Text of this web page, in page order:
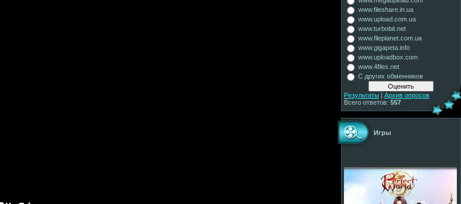
www.fileshare.in.ua
www.upload.com.ua
www.turbobit.net
www.fileplanet.com.ua
www.gigapeta.info
www.uploadbox.com
www.4files.net
С других обменников
Результаты | Архив опросов
Всего ответов: 557
Игры